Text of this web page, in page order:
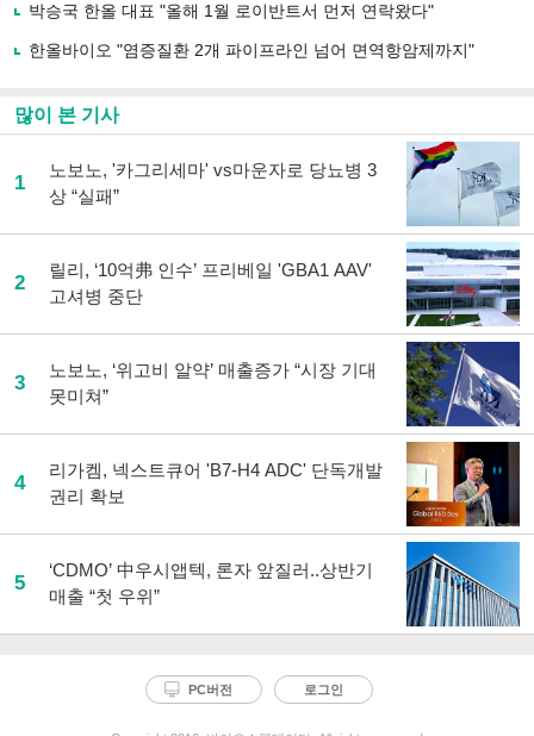
기
박승국 한올 대표 "올해 1월 로이반트서 먼저 연락왔다"
한올바이오 "염증질환 2개 파이프라인 넘어 면역항암제까지"
많이 본 기사
1
노보노, '카그리세마' vs마운자로 당뇨병 3
상 “실패”
2
릴리, ‘10억弗 인수’ 프리베일 'GBA1 AAV'
고셔병 중단
3
노보노, ‘위고비 알약’ 매출증가 “시장 기대
못미쳐”
4
리가켐, 넥스트큐어 'B7-H4 ADC' 단독개발
권리 확보
5
‘CDMO’ 中우시앱텍, 론자 앞질러..상반기
매출 “첫 우위”
PC버전 로그인